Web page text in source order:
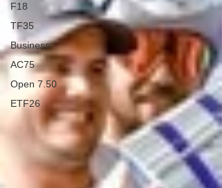
F18
TF35
Business
AC75
Open 7.50
ETF26